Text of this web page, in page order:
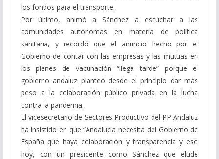
los fondos para el transporte.
Por último, animó a Sánchez a escuchar a las
comunidades autónomas en materia de política
sanitaria, y recordó que el anuncio hecho por el
Gobierno de contar con las empresas y las mutuas en
los planes de vacunación “llega tarde” porque el
gobierno andaluz planteó desde el principio dar más
peso a la colaboración público privada en la lucha
contra la pandemia.
El vicesecretario de Sectores Productivo del PP Andaluz
ha insistido en que “Andalucía necesita del Gobierno de
España que haya colaboración y transparencia y eso
hoy, con un presidente como Sánchez que elude